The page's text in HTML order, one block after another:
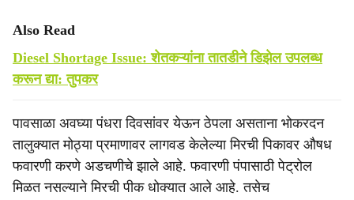
Also Read
Diesel Shortage Issue: शेतकऱ्यांना तातडीने डिझेल उपलब्ध
करून द्या: तुपकर
पावसाळा अवघ्या पंधरा दिवसांवर येऊन ठेपला असताना भोकरदन
तालुक्यात मोठ्या प्रमाणावर लागवड केलेल्या मिरची पिकावर औषध
फवारणी करणे अडचणीचे झाले आहे. फवारणी पंपासाठी पेट्रोल
मिळत नसल्याने मिरची पीक धोक्यात आले आहे. तसेच